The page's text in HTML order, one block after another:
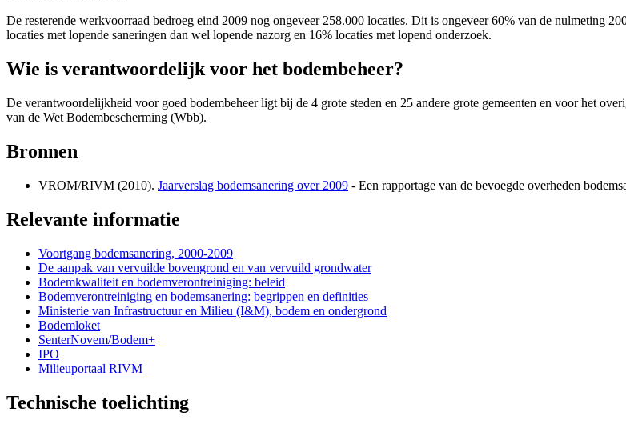
De resterende werkvoorraad bedroeg eind 2009 nog ongeveer 258.000 locaties. Dit is ongeveer 60% van de nulmeting
locaties met lopende saneringen dan wel lopende nazorg en 16% locaties met lopend onderzoek.
Wie is verantwoordelijk voor het bodembeheer?
De verantwoordelijkheid voor goed bodembeheer ligt bij de 4 grote steden en 25 andere grote gemeenten en voor het
van de Wet Bodembescherming (Wbb).
Bronnen
VROM/RIVM (2010). Jaarverslag bodemsanering over 2009 - Een rapportage van de bevoegde overheden
Relevante informatie
Voortgang bodemsanering, 2000-2009
De aanpak van vervuilde bovengrond en van vervuild grondwater
Bodemkwaliteit en bodemverontreiniging: beleid
Bodemverontreiniging en bodemsanering: begrippen en definities
Ministerie van Infrastructuur en Milieu (I&M), bodem en ondergrond
Bodemloket
SenterNovem/Bodem+
IPO
Milieuportaal RIVM
Technische toelichting